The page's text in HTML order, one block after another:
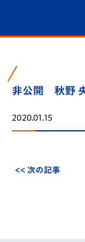
非公開 秋野
2020.01.15
<< 次の記事